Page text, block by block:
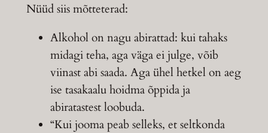
Nüüd siis mõtteterad:
Alkohol on nagu abirattad: kui tahaks
midagi teha, aga väga ei julge, võib
viinast abi saada. Aga ühel hetkel on aeg
ise tasakaalu hoidma õppida ja
abiratastest loobuda.
“Kui jooma peab selleks, et seltkonda